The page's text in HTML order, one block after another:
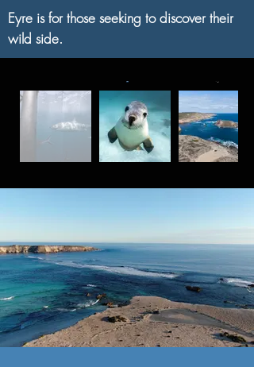
Eyre is for those seeking to discover their
wild side.